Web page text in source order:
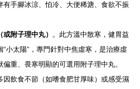
有手腳冰涼、怕冷、大便稀溏、食欲不振
或附子理中丸）
。此方溫中散寒，健胃益
小太陽”，專門針對中焦虛寒，是治療虛
重、畏寒明顯的可選用附子理中丸。
因飲食不節（如嗜食肥甘厚味）或感受濕